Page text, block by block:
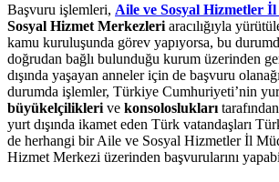
Başvuru işlemleri, Aile ve Sosyal Hizmetler
Sosyal Hizmet Merkezleri aracılığıyla
kamu kuruluşunda görev yapıyorsa, bu
doğrudan bağlı bulunduğu kurum üzerinden
dışında yaşayan anneler için de başvuru
durumda işlemler, Türkiye Cumhuriyeti’nin
büyükelçilikleri ve konsoloslukları
yurt dışında ikamet eden Türk vatandaşları
de herhangi bir Aile ve Sosyal Hizmetler İl
Hizmet Merkezi üzerinden başvurularını